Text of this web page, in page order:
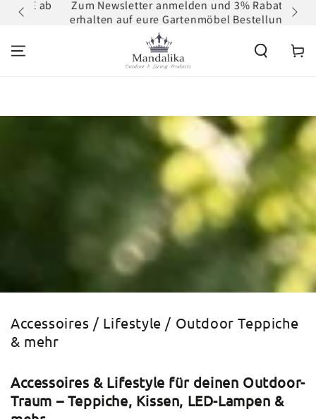
ZUM INHALT
SPRINGEN
ab
Zum Newsletter anmelden und 3% Rabatt
erhalten auf eure Gartenmöbel Bestellung
Kollektion:
Accessoires / Lifestyle / Outdoor Teppiche
& mehr
Accessoires & Lifestyle für deinen Outdoor-
Traum – Teppiche, Kissen, LED-Lampen &